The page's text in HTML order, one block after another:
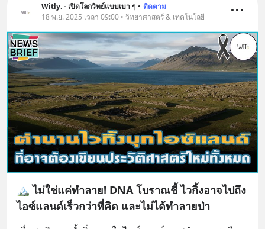
Witly. - เปิดโลกวิทย์แบบเบา ๆ • ติดตาม
18 พ.ย. 2025 เวลา 09:00 • วิทยาศาสตร์ & เทคโนโลยี
🏔️ ไม่ใช่แค่ทำลาย! DNA โบราณชี้ ไวกิ้งอาจไปถึง
ไอซ์แลนด์เร็วกว่าที่คิด และไม่ได้ทำลายป่า